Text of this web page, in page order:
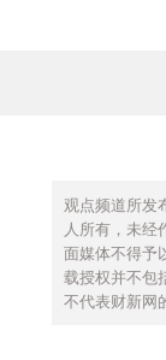
观点频道所发
人所有，未经
面媒体不得予
载授权并不包
不代表财新网